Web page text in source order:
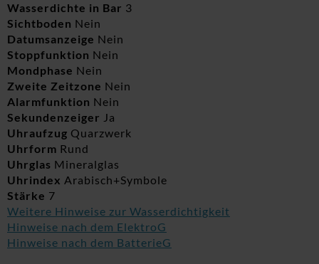
Wasserdichte in Bar 3
Sichtboden Nein
Datumsanzeige Nein
Stoppfunktion Nein
Mondphase Nein
Zweite Zeitzone Nein
Alarmfunktion Nein
Sekundenzeiger Ja
Uhraufzug Quarzwerk
Uhrform Rund
Uhrglas Mineralglas
Uhrindex Arabisch+Symbole
Stärke 7
Weitere Hinweise zur Wasserdichtigkeit
Hinweise nach dem ElektroG
Hinweise nach dem BatterieG